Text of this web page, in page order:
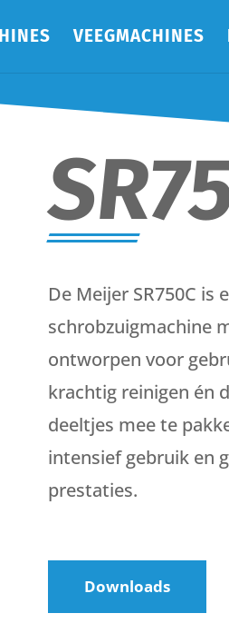
VEEGMACHINES
De Meijer SR750C is
schrobzuigmachine
ontworpen voor
krachtig reinigen én
deeltjes mee te
intensief gebruik en
prestaties.
Downloads